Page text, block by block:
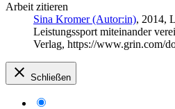
Arbeit zitieren
Sina Kromer (Autor:in), 2014,
Leistungssport miteinander
Verlag, https://www.grin.com/
Schließen